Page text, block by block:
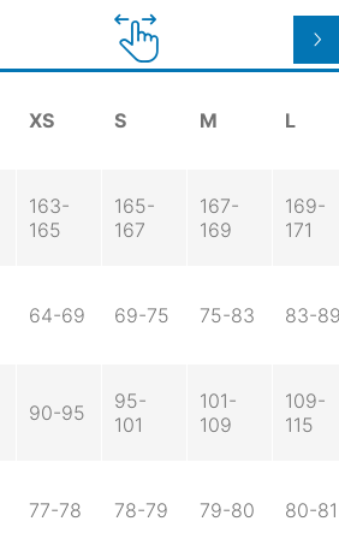
XS S M L
163-
165
165-
167
167-
169
169-
171
64-69 69-75 75-83 83-
90-95
95-
101
101-
109
109-
115
77-78 78-79 79-80 80-81